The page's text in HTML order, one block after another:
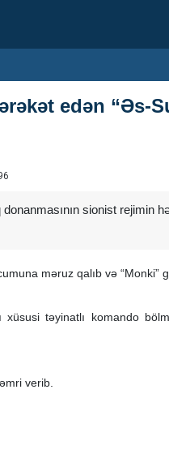
edən “Əs-
sionist rejimin
məruz qalıb və “Monki”
təyinatlı komando
verib.